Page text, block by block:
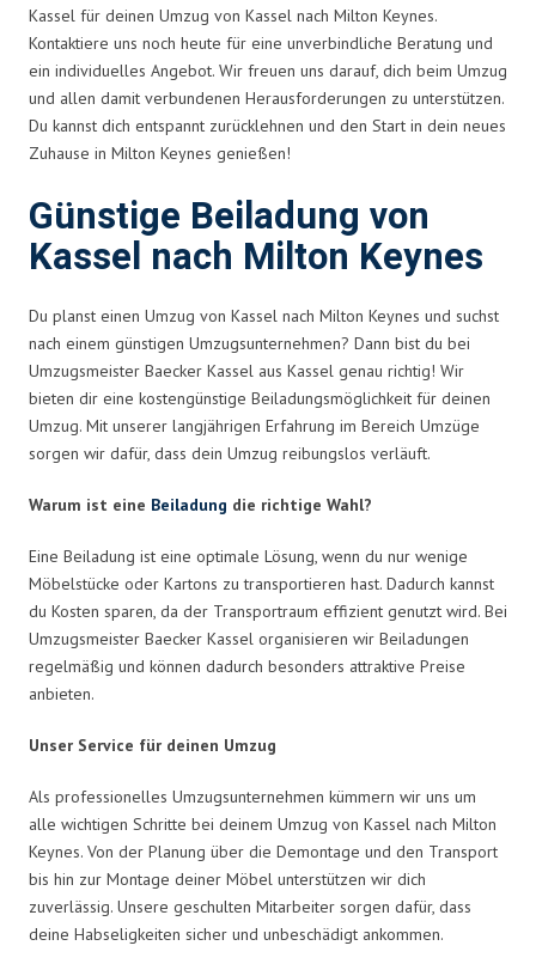
Kassel für deinen Umzug von Kassel nach Milton Keynes.
Kontaktiere uns noch heute für eine unverbindliche Beratung und
ein individuelles Angebot. Wir freuen uns darauf, dich beim Umzug
und allen damit verbundenen Herausforderungen zu unterstützen.
Du kannst dich entspannt zurücklehnen und den Start in dein neues
Zuhause in Milton Keynes genießen!
Günstige Beiladung von
Kassel nach Milton Keynes
Du planst einen Umzug von Kassel nach Milton Keynes und suchst
nach einem günstigen Umzugsunternehmen? Dann bist du bei
Umzugsmeister Baecker Kassel aus Kassel genau richtig! Wir
bieten dir eine kostengünstige Beiladungsmöglichkeit für deinen
Umzug. Mit unserer langjährigen Erfahrung im Bereich Umzüge
sorgen wir dafür, dass dein Umzug reibungslos verläuft.
Warum ist eine Beiladung die richtige Wahl?
Eine Beiladung ist eine optimale Lösung, wenn du nur wenige
Möbelstücke oder Kartons zu transportieren hast. Dadurch kannst
du Kosten sparen, da der Transportraum effizient genutzt wird. Bei
Umzugsmeister Baecker Kassel organisieren wir Beiladungen
regelmäßig und können dadurch besonders attraktive Preise
anbieten.
Unser Service für deinen Umzug
Als professionelles Umzugsunternehmen kümmern wir uns um
alle wichtigen Schritte bei deinem Umzug von Kassel nach Milton
Keynes. Von der Planung über die Demontage und den Transport
bis hin zur Montage deiner Möbel unterstützen wir dich
zuverlässig. Unsere geschulten Mitarbeiter sorgen dafür, dass
deine Habseligkeiten sicher und unbeschädigt ankommen.